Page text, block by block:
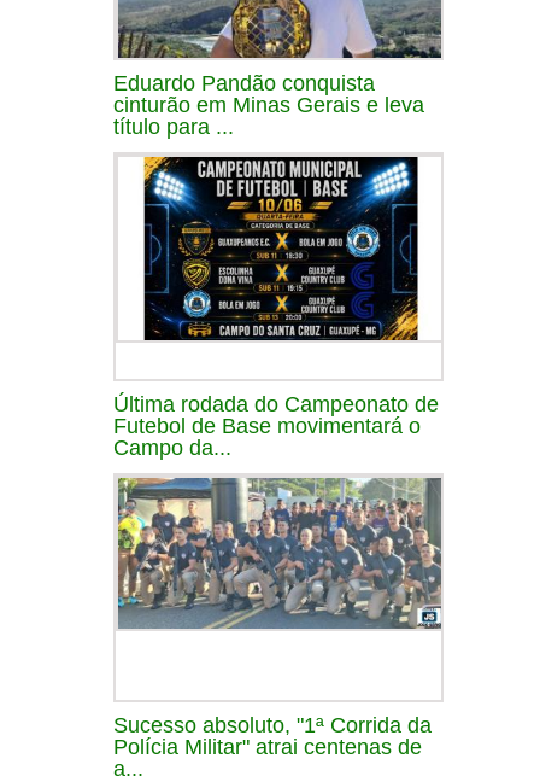
Eduardo Pandão conquista
cinturão em Minas Gerais e leva
título para ...
Última rodada do Campeonato de
Futebol de Base movimentará o
Campo da...
Sucesso absoluto, "1ª Corrida da
Polícia Militar" atrai centenas de
a...